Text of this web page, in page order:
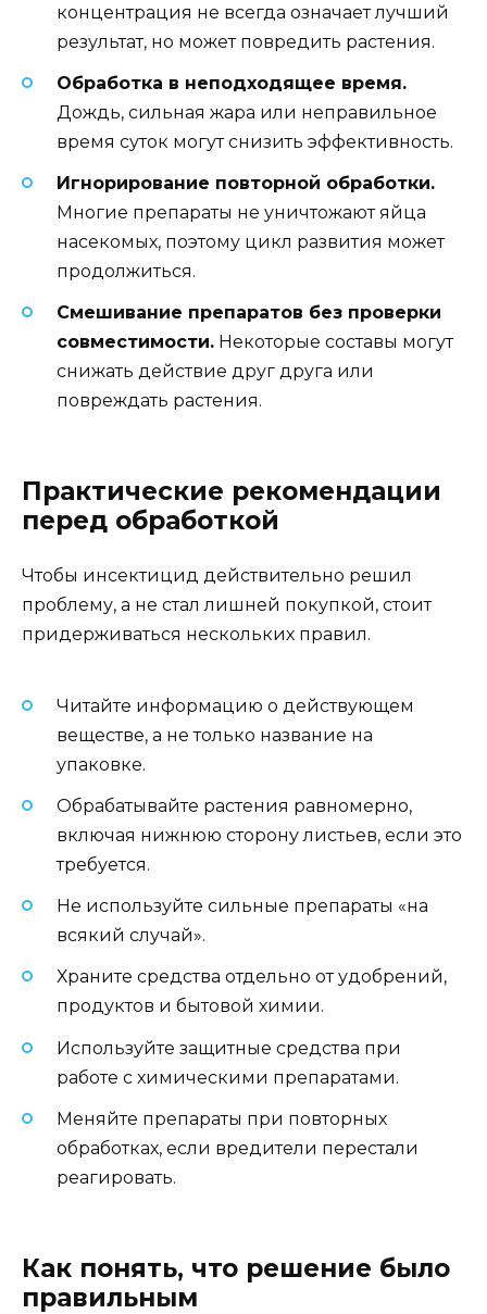
концентрация не всегда означает лучший
результат, но может повредить растения.
Обработка в неподходящее время.
Дождь, сильная жара или неправильное
время суток могут снизить эффективность.
Игнорирование повторной обработки.
Многие препараты не уничтожают яйца
насекомых, поэтому цикл развития может
продолжиться.
Смешивание препаратов без проверки
совместимости. Некоторые составы могут
снижать действие друг друга или
повреждать растения.
Практические рекомендации
перед обработкой
Чтобы инсектицид действительно решил
проблему, а не стал лишней покупкой, стоит
придерживаться нескольких правил.
Читайте информацию о действующем
веществе, а не только название на
упаковке.
Обрабатывайте растения равномерно,
включая нижнюю сторону листьев, если это
требуется.
Не используйте сильные препараты «на
всякий случай».
Храните средства отдельно от удобрений,
продуктов и бытовой химии.
Используйте защитные средства при
работе с химическими препаратами.
Меняйте препараты при повторных
обработках, если вредители перестали
реагировать.
Как понять, что решение было
правильным